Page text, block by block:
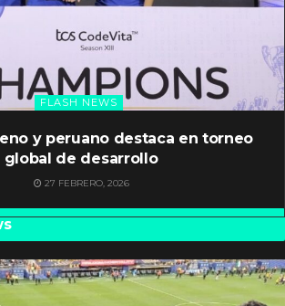
FLASH NEWS
y peruano destaca en torneo
global de desarrollo
27 FEBRERO, 2026